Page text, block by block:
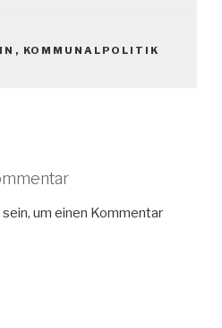
, KOMMUNALPOLITIK
sein, um einen Kommentar